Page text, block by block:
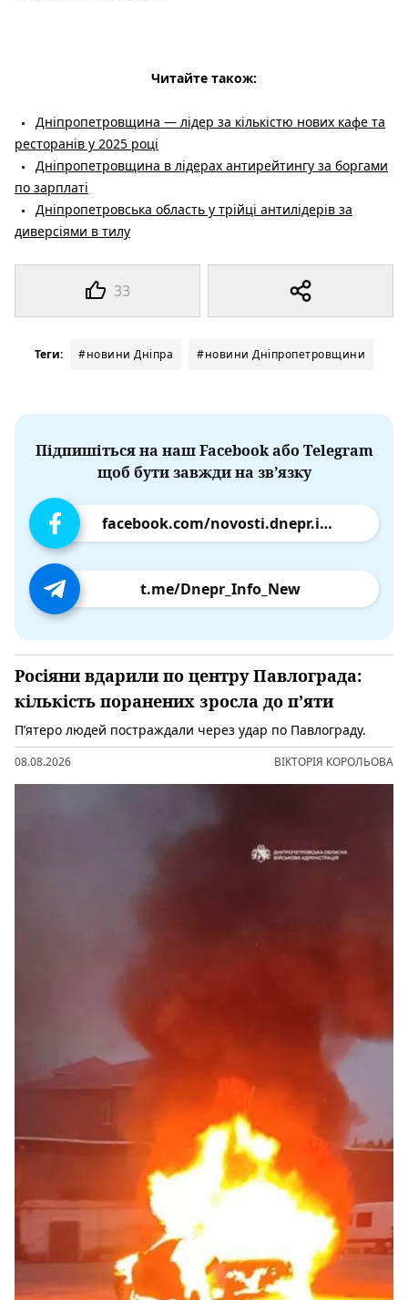
33
Читайте також:
Дніпропетровщина — лідер за кількістю нових кафе та
ресторанів у 2025 році
Дніпропетровщина в лідерах антирейтингу за боргами
по зарплаті
Дніпропетровська область у трійці антилідерів за
диверсіями в тилу
Теги: #новини Дніпра #новини Дніпропетровщини
Підпишіться на наш Facebook або Telegram
щоб бути завжди на зв’язку
facebook.com/novosti.dnepr.info
t.me/Dnepr_Info_New
Росіяни вдарили по центру Павлограда:
кількість поранених зросла до п’яти
П’ятеро людей постраждали через удар по Павлограду.
08.08.2026 ВІКТОРІЯ КОРОЛЬОВА